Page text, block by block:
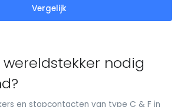
Vergelijk
wereldstekker nodig
en stopcontacten van type C & F in